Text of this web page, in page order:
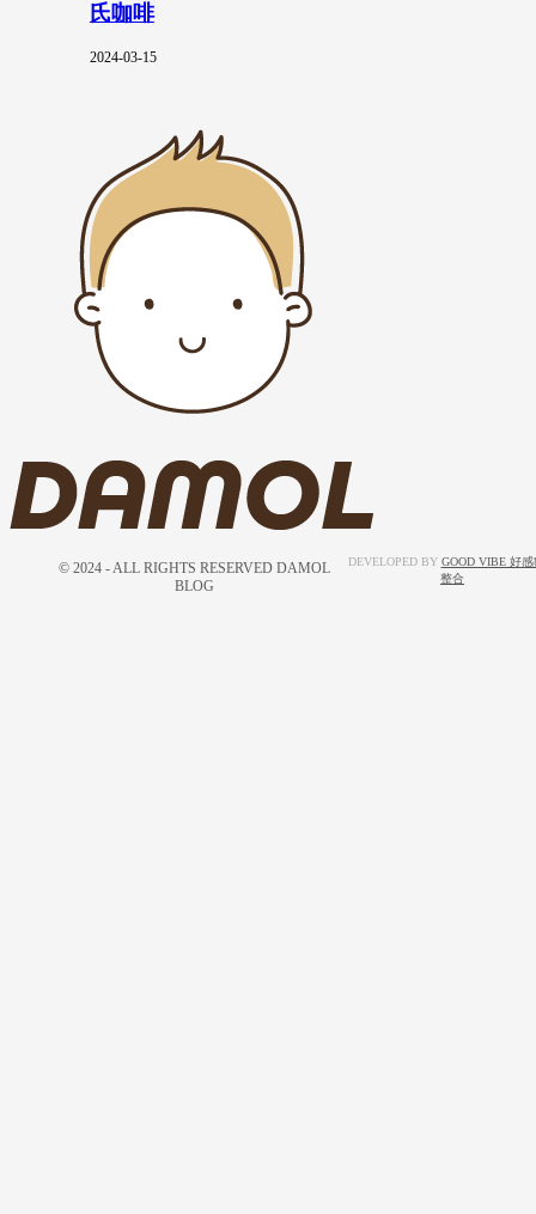
氏咖啡
2024-03-15
© 2024 - ALL RIGHTS RESERVED DAMOL
BLOG
DEVELOPED BY GOOD VIBE 好感
整合